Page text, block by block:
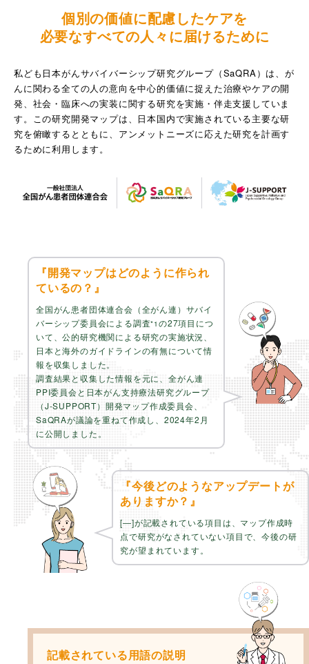
個別の価値に配慮したケアを
必要なすべての人々に届けるために
私ども日本がんサバイバーシップ研究グループ（SaQRA）は、が
んに関わる全ての人の意向を中心的価値に捉えた治療やケアの開
発、社会・臨床への実装に関する研究を実施・伴走支援していま
す。この研究開発マップは、日本国内で実施されている主要な研
究を俯瞰するとともに、アンメットニーズに応えた研究を計画す
るために利用します。
『開発マップはどのように作られ
ているの？』
全国がん患者団体連合会（全がん連）サバイ
バーシップ委員会による調査*1の27項目につ
いて、公的研究機関による研究の実施状況、
日本と海外のガイドラインの有無について情
報を収集しました。
調査結果と収集した情報を元に、全がん連
PPI委員会と日本がん支持療法研究グループ
（J-SUPPORT）開発マップ作成委員会、
SaQRAが議論を重ねて作成し、2024年2月
に公開しました。
『今後どのようなアップデートが
ありますか？』
[―]が記載されている項目は、マップ作成時
点で研究がなされていない項目で、今後の研
究が望まれています。
記載されている用語の説明